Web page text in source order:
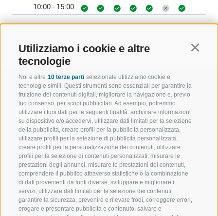
Utilizziamo i cookie e altre
tecnologie
Noi e altre 10 terze parti selezionate utilizziamo cookie e
tecnologie simili. Questi strumenti sono essenziali per garantire la
fruizione dei contenuti digitali, migliorare la navigazione e, previo
tuo consenso, per scopi pubblicitari. Ad esempio, potremmo
utilizzare i tuoi dati per le seguenti finalità: archiviare informazioni
su dispositivo e/o accedervi, utilizzare dati limitati per la selezione
della pubblicità, creare profili per la pubblicità personalizzata,
utilizzare profili per la selezione di pubblicità personalizzata,
creare profili per la personalizzazione dei contenuti, utilizzare
profili per la selezione di contenuti personalizzati, misurare le
prestazioni degli annunci, misurare le prestazioni dei contenuti,
comprendere il pubblico attraverso statistiche o la combinazione
di dati provenienti da fonti diverse, sviluppare e migliorare i
servizi, utilizzare dati limitati per la selezione dei contenuti,
garantire la sicurezza, prevenire e rilevare frodi, correggere errori,
erogare e presentare pubblicità e contenuto, salvare e
10:00 - 15:00
BENVENUTI NELLA REGIONE
TURISTICA DI RACINES
VAL GIOVO
VAL RACINES
VAL RIDANNA
SPORT E
MOMENTI
SCIARE
ESCURSIONI
ALTA